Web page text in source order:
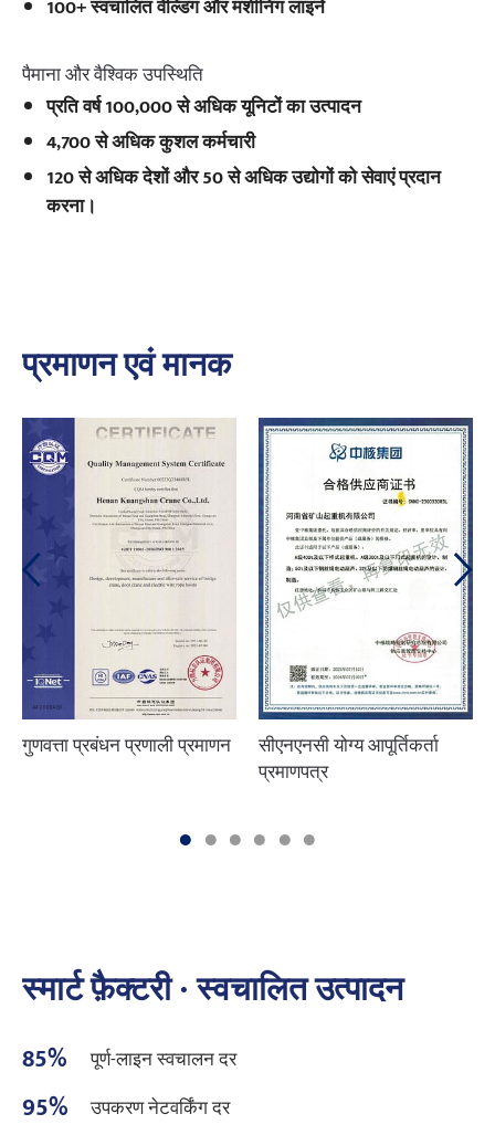
100+ स्वचालित वेल्डिंग और मशीनिंग लाइनें
पैमाना और वैश्विक उपस्थिति
प्रति वर्ष 100,000 से अधिक यूनिटों का उत्पादन
4,700 से अधिक कुशल कर्मचारी
120 से अधिक देशों और 50 से अधिक उद्योगों को सेवाएं प्रदान
करना।
प्रमाणन एवं मानक
गुणवत्ता प्रबंधन प्रणाली प्रमाणन
सीएनएनसी योग्य आपूर्तिकर्ता
प्रमाणपत्र
स्मार्ट फ़ैक्टरी · स्वचालित उत्पादन
85% पूर्ण-लाइन स्वचालन दर
95% उपकरण नेटवर्किंग दर